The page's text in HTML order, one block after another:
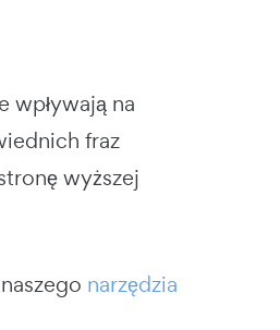
wpływają na
fraz
wyższej
narzędzia